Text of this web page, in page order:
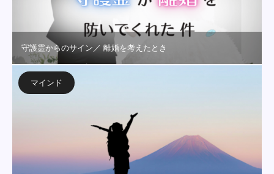
守護霊からのサイン／ 離婚を考えたとき
マインド